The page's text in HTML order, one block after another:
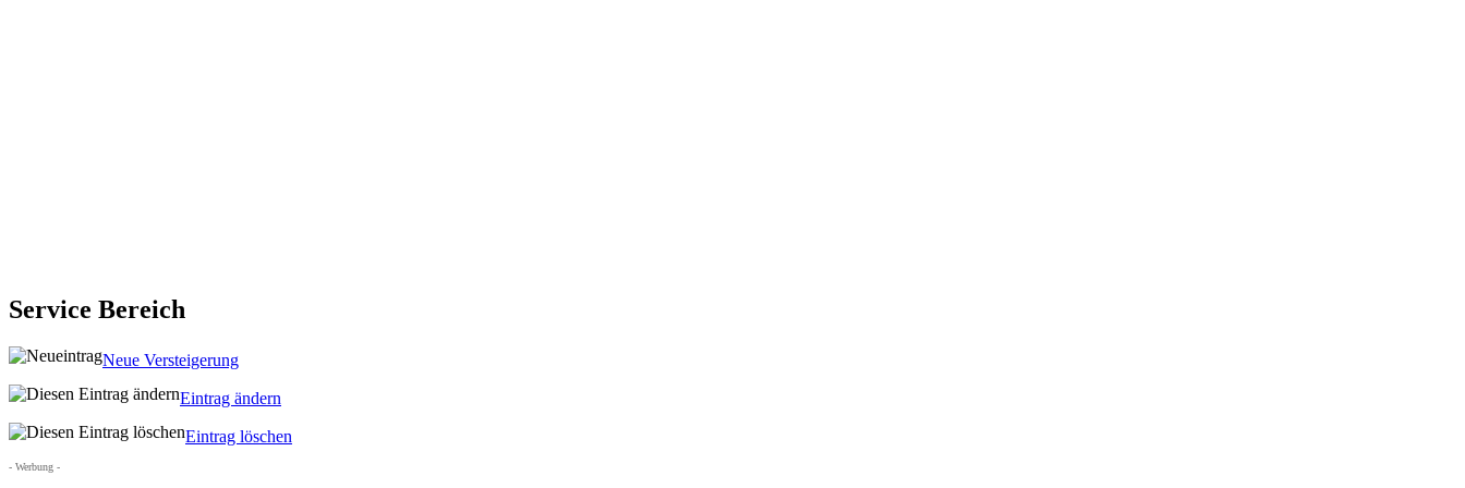
Service Bereich
Neue Versteigerung
Eintrag ändern
Eintrag löschen
- Werbung -